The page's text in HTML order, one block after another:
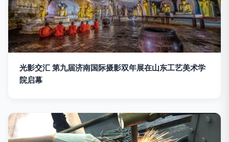
光影交汇 第九届济南国际摄影双年展在山东工艺美术学
院启幕